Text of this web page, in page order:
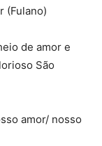
(Fulano)
de amor e
São
amor/ nosso